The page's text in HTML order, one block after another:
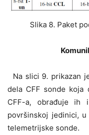
Slika 8. Paket
Na slici 9. prikazan
dela CFF sonde koja
CFF-a, obrađuje ih
površinskoj jedinici,
telemetrijske sonde.